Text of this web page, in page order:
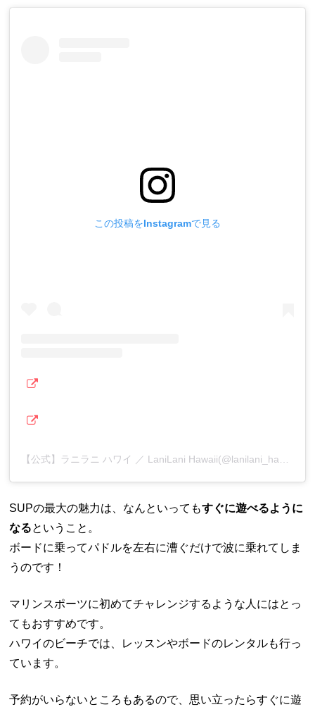
この投稿をInstagramで見る
SUPの最大の魅力は、なんといってもすぐに遊べるように
なるということ。
ボードに乗ってパドルを左右に漕ぐだけで波に乗れてしま
うのです！
マリンスポーツに初めてチャレンジするような人にはとっ
てもおすすめです。
ハワイのビーチでは、レッスンやボードのレンタルも行っ
ています。
予約がいらないところもあるので、思い立ったらすぐに遊